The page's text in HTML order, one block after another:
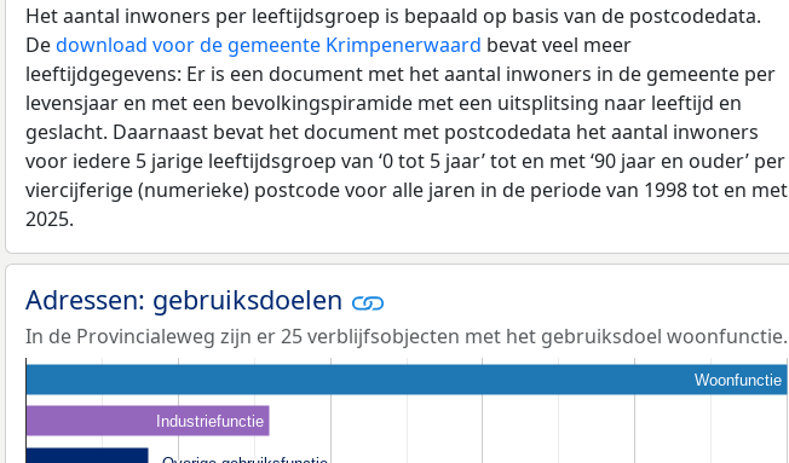
Het aantal inwoners per leeftijdsgroep is bepaald op basis van de postcodedata.
Dedownload voor de gemeente Krimpenerwaard bevat veel meer
leeftijdgegevens: Er is een document met het aantal inwoners in de gemeente per
levensjaar en met een bevolkingspiramide met een uitsplitsing naar leeftijd en
geslacht. Daarnaast bevat het document met postcodedata het aantal inwoners
voor iedere 5 jarige leeftijdsgroep van ‘0 tot 5 jaar’ tot en met ‘90 jaar en ouder’ per
viercijferige (numerieke) postcode voor alle jaren in de periode van 1998 tot en met
2025.
Adressen: gebruiksdoelen
In de Provincialeweg zijn er 25 verblijfsobjecten met het gebruiksdoel woonfunctie.
Woonfunctie
Industriefunctie